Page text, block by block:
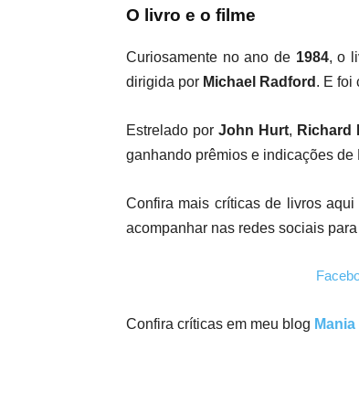
O livro e o filme
Curiosamente no ano de 1984, o
dirigida por Michael Radford . E foi
Estrelado por John Hurt, Richard
ganhando prêmios e indicações de
Confira mais críticas de livros aqui
acompanhar nas redes sociais
Confira críticas em meu blog